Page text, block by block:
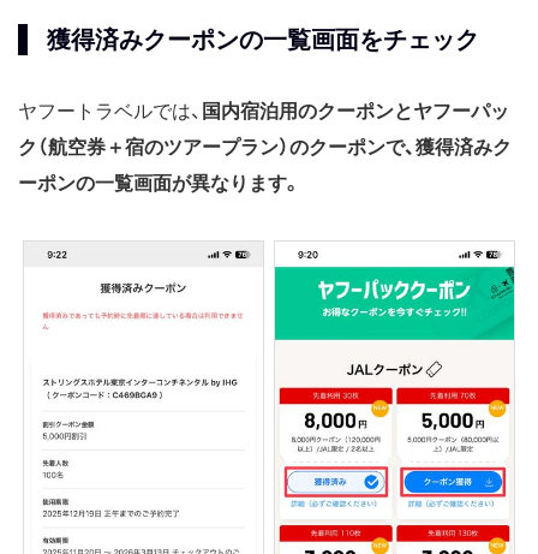
獲得済みクーポンの一覧画面をチェック
ヤフートラベルでは、 国内宿泊用のクーポンとヤフーパッ
ク（航空券＋宿のツアープラン）のクーポンで、獲得済みク
ーポンの一覧画面が異なります。